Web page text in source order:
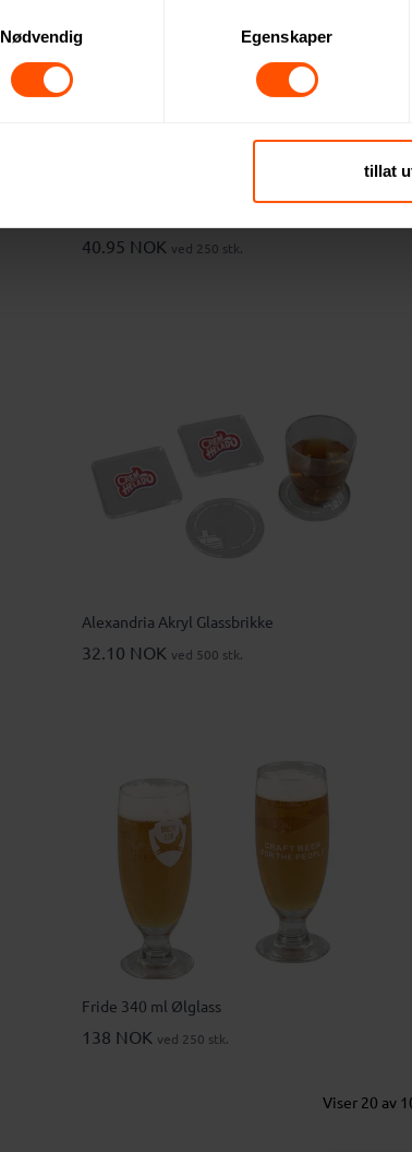
Nødvendig
Egenskaper
tillat
40.95 NOK ved 250 stk.
Alexandria Akryl Glassbrikke
32.10 NOK ved 500 stk.
Fride 340 ml Ølglass
138 NOK ved 250 stk.
Viser 20 av